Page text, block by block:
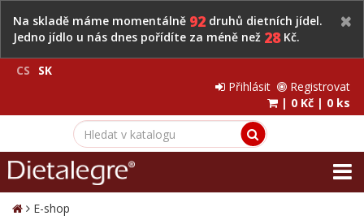
Na skladě máme momentálně 92 druhů dietních jídel.
Jedno jídlo u nás dnes pořídíte za méně než 28Kč.
CS
SK
Přihlásit
Registrovat
| 0 Kč | 0 ks
E-shop